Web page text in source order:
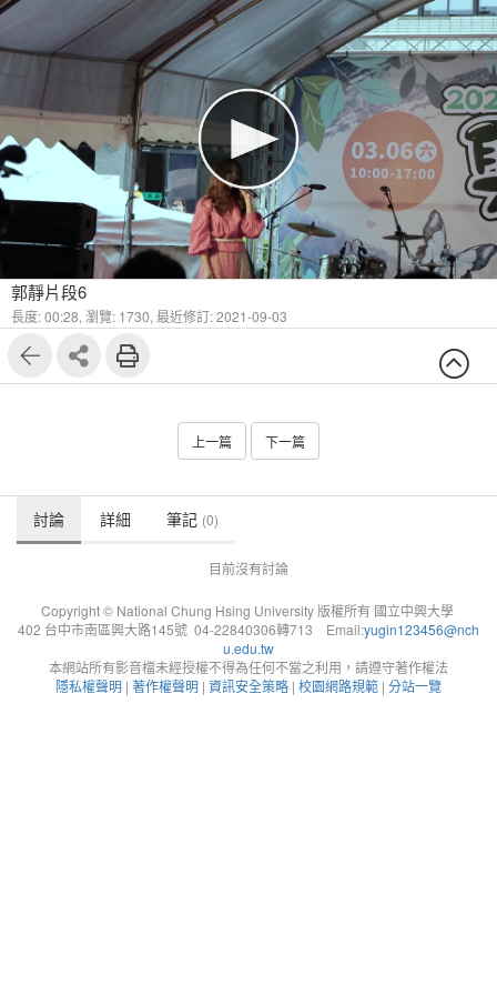
郭靜片段6
長度: 00:28, 瀏覽: 1730, 最近修訂: 2021-09-03
上一篇 下一篇
討論 詳細 筆記 (0)
目前沒有討論
Copyright © National Chung Hsing University 版權所有 國立中興大學
402 台中市南區興大路145號 04-22840306轉713 Email:yugin123456@nch
u.edu.tw
本網站所有影音檔未經授權不得為任何不當之利用，請遵守著作權法
隱私權聲明 | 著作權聲明 | 資訊安全策略 | 校園網路規範 | 分站一覽